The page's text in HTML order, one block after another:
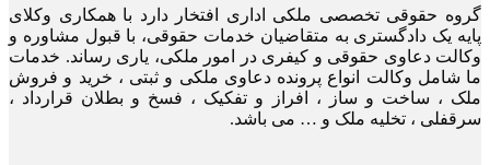
گروه حقوقی تخصصی ملکی اداری افتخار دارد با همکاری وکلای
پایه یک دادگستری به متقاضیان خدمات حقوقی، با قبول مشاوره و
وکالت دعاوی حقوقی و کیفری در امور ملکی، یاری رساند. خدمات
ما شامل وکالت انواع پرونده دعاوی ملکی و ثبتی ، خرید و فروش
ملک ، ساخت و ساز ، افراز و تفکیک ، فسخ و بطلان قرارداد ،
سرقفلی ، تخلیه ملک و … می باشد.